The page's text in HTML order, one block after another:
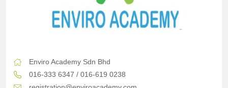
Enviro Academy Sdn Bhd
016-333 6347 / 016-619 0238